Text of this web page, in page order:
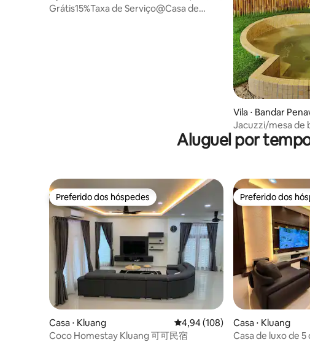
Grátis15%Taxa de Serviço@Casa de
Vila ⋅ Bandar
Jacuzzi/mesa de
Netflix/
Aluguel por
Preferido dos hóspedes
Preferido dos hóspedes
Casa ⋅ Kluang 4,94 de uma avaliação média de
4,94 (108)
Coco Homestay Kluang 可可民宿
Preferido dos
Preferido dos
Casa ⋅ Kluang
Casa de luxo de